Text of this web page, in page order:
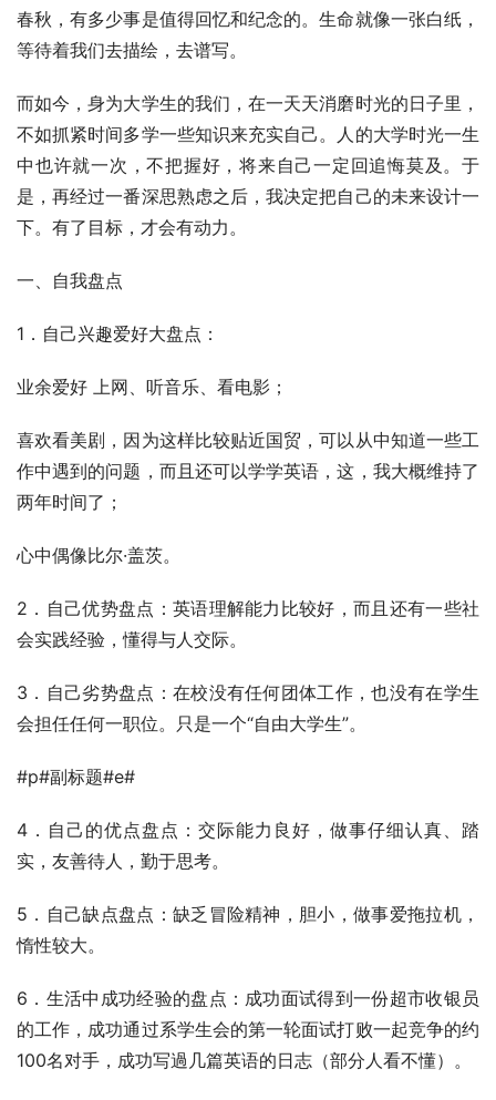
春秋，有多少事是值得回忆和纪念的。生命就像一张白纸，
等待着我们去描绘，去谱写。
而如今，身为大学生的我们，在一天天消磨时光的日子里，
不如抓紧时间多学一些知识来充实自己。人的大学时光一生
中也许就一次，不把握好，将来自己一定回追悔莫及。于
是，再经过一番深思熟虑之后，我决定把自己的未来设计一
下。有了目标，才会有动力。
一、自我盘点
1．自己兴趣爱好大盘点：
业余爱好 上网、听音乐、看电影；
喜欢看美剧，因为这样比较贴近国贸，可以从中知道一些工
作中遇到的问题，而且还可以学学英语，这，我大概维持了
两年时间了；
心中偶像比尔·盖茨。
2．自己优势盘点：英语理解能力比较好，而且还有一些社
会实践经验，懂得与人交际。
3．自己劣势盘点：在校没有任何团体工作，也没有在学生
会担任任何一职位。只是一个“自由大学生”。
#p#副标题#e#
4．自己的优点盘点：交际能力良好，做事仔细认真、踏
实，友善待人，勤于思考。
5．自己缺点盘点：缺乏冒险精神，胆小，做事爱拖拉机，
惰性较大。
6．生活中成功经验的盘点：成功面试得到一份超市收银员
的工作，成功通过系学生会的第一轮面试打败一起竞争的约
100名对手，成功写過几篇英语的日志（部分人看不懂）。